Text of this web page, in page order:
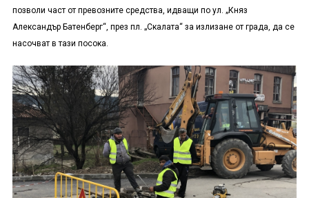
позволи част от превозните средства, идващи по ул. „Княз
Александър Батенберг“, през пл. „Скалата“ за излизане от града, да се
насочват в тази посока.